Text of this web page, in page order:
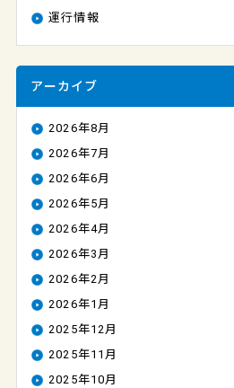
運行情報
アーカイブ
2026年8月
2026年7月
2026年6月
2026年5月
2026年4月
2026年3月
2026年2月
2026年1月
2025年12月
2025年11月
2025年10月